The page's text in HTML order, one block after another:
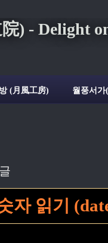
) - Delight
(月風工房) 월풍서
자 읽기